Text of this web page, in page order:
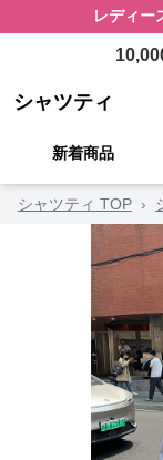
レディー
シャツティ
新着商品
シャツティ TOP ›